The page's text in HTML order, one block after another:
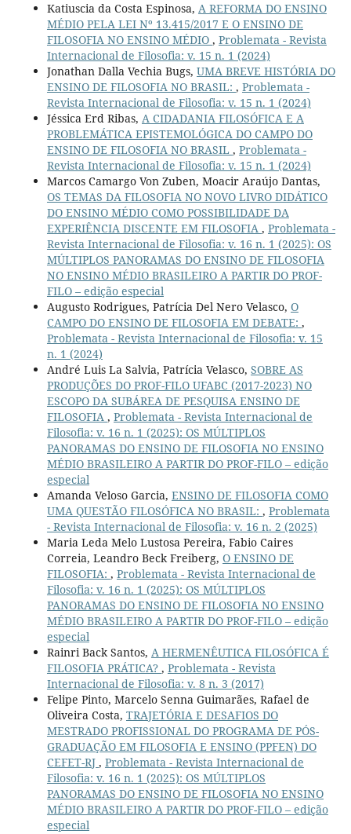
Katiuscia da Costa Espinosa, A REFORMA DO ENSINO
MÉDIO PELA LEI Nº 13.415/2017 E O ENSINO DE
FILOSOFIA NO ENSINO MÉDIO , Problemata - Revista
Internacional de Filosofia: v. 15 n. 1 (2024)
Jonathan Dalla Vechia Bugs, UMA BREVE HISTÓRIA DO
ENSINO DE FILOSOFIA NO BRASIL: , Problemata -
Revista Internacional de Filosofia: v. 15 n. 1 (2024)
Jéssica Erd Ribas, A CIDADANIA FILOSÓFICA E A
PROBLEMÁTICA EPISTEMOLÓGICA DO CAMPO DO
ENSINO DE FILOSOFIA NO BRASIL , Problemata -
Revista Internacional de Filosofia: v. 15 n. 1 (2024)
Marcos Camargo Von Zuben, Moacir Araújo Dantas,
OS TEMAS DA FILOSOFIA NO NOVO LIVRO DIDÁTICO
DO ENSINO MÉDIO COMO POSSIBILIDADE DA
EXPERIÊNCIA DISCENTE EM FILOSOFIA , Problemata -
Revista Internacional de Filosofia: v. 16 n. 1 (2025): OS
MÚLTIPLOS PANORAMAS DO ENSINO DE FILOSOFIA
NO ENSINO MÉDIO BRASILEIRO A PARTIR DO PROF-
FILO – edição especial
Augusto Rodrigues, Patrícia Del Nero Velasco, O
CAMPO DO ENSINO DE FILOSOFIA EM DEBATE: ,
Problemata - Revista Internacional de Filosofia: v. 15
n. 1 (2024)
André Luis La Salvia, Patrícia Velasco, SOBRE AS
PRODUÇÕES DO PROF-FILO UFABC (2017-2023) NO
ESCOPO DA SUBÁREA DE PESQUISA ENSINO DE
FILOSOFIA , Problemata - Revista Internacional de
Filosofia: v. 16 n. 1 (2025): OS MÚLTIPLOS
PANORAMAS DO ENSINO DE FILOSOFIA NO ENSINO
MÉDIO BRASILEIRO A PARTIR DO PROF-FILO – edição
especial
Amanda Veloso Garcia, ENSINO DE FILOSOFIA COMO
UMA QUESTÃO FILOSÓFICA NO BRASIL: , Problemata
- Revista Internacional de Filosofia: v. 16 n. 2 (2025)
Maria Leda Melo Lustosa Pereira, Fabio Caires
Correia, Leandro Beck Freiberg, O ENSINO DE
FILOSOFIA: , Problemata - Revista Internacional de
Filosofia: v. 16 n. 1 (2025): OS MÚLTIPLOS
PANORAMAS DO ENSINO DE FILOSOFIA NO ENSINO
MÉDIO BRASILEIRO A PARTIR DO PROF-FILO – edição
especial
Rainri Back Santos, A HERMENÊUTICA FILOSÓFICA É
FILOSOFIA PRÁTICA? , Problemata - Revista
Internacional de Filosofia: v. 8 n. 3 (2017)
Felipe Pinto, Marcelo Senna Guimarães, Rafael de
Oliveira Costa, TRAJETÓRIA E DESAFIOS DO
MESTRADO PROFISSIONAL DO PROGRAMA DE PÓS-
GRADUAÇÃO EM FILOSOFIA E ENSINO (PPFEN) DO
CEFET-RJ , Problemata - Revista Internacional de
Filosofia: v. 16 n. 1 (2025): OS MÚLTIPLOS
PANORAMAS DO ENSINO DE FILOSOFIA NO ENSINO
MÉDIO BRASILEIRO A PARTIR DO PROF-FILO – edição
especial